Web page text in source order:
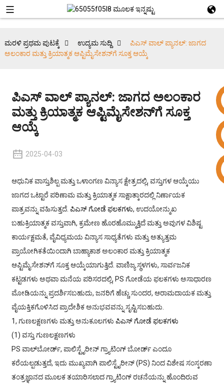
ಮರಳಿ ಪ್ರಥಮ ಪುಟಕ್ಕೆ ಉದ್ಯಮ ಸುದ್ದಿ
ಪಿಎಸ್ ವಾಲ್ ಪ್ಯಾನಲ್: ಜಾಗದ
ಅಲಂಕಾರ ಮತ್ತು ಕ್ರಿಯಾತ್ಮಕ ಆಪ್ಟಿಮೈಸೇಶನ್‌ಗೆ ಸೂಕ್ತ ಆಯ್ಕೆ
ಪಿಎಸ್ ವಾಲ್ ಪ್ಯಾನಲ್: ಜಾಗದ ಅಲಂಕಾರ
ಮತ್ತು ಕ್ರಿಯಾತ್ಮಕ ಆಪ್ಟಿಮೈಸೇಶನ್‌ಗೆ ಸೂಕ್ತ
ಆಯ್ಕೆ
2025-04-03
ಆಧುನಿಕ ವಾಸ್ತುಶಿಲ್ಪ ಮತ್ತು ಒಳಾಂಗಣ ವಿನ್ಯಾಸ ಕ್ಷೇತ್ರದಲ್ಲಿ, ವಸ್ತುಗಳ ಆಯ್ಕೆಯು
ಜಾಗದ ಒಟ್ಟಾರೆ ಪರಿಣಾಮ ಮತ್ತು ಕ್ರಿಯಾತ್ಮಕ ಸಾಕ್ಷಾತ್ಕಾರದಲ್ಲಿ ನಿರ್ಣಾಯಕ
ಪಾತ್ರವನ್ನು ವಹಿಸುತ್ತದೆ. ಪಿಎಸ್ ಗೋಡೆ ಫಲಕಗಳು, ಉದಯೋನ್ಮುಖ
ಬಹುಕ್ರಿಯಾತ್ಮಕ ವಸ್ತುವಾಗಿ, ಕ್ರಮೇಣ ಹೊರಹೊಮ್ಮುತ್ತಿದೆ ಮತ್ತು ಅವುಗಳ ವಿಶಿಷ್ಟ
ಕಾರ್ಯಕ್ಷಮತೆ, ವೈವಿಧ್ಯಮಯ ವಿನ್ಯಾಸ ಸಾಧ್ಯತೆಗಳು ಮತ್ತು ಅತ್ಯುತ್ತಮ
ಪ್ರಾಯೋಗಿಕತೆಯಿಂದಾಗಿ ಬಾಹ್ಯಾಕಾಶ ಅಲಂಕಾರ ಮತ್ತು ಕ್ರಿಯಾತ್ಮಕ
ಆಪ್ಟಿಮೈಸೇಶನ್‌ಗೆ ಸೂಕ್ತ ಆಯ್ಕೆಯಾಗುತ್ತಿದೆ. ವಾಣಿಜ್ಯ ಸ್ಥಳಗಳು, ಸಾರ್ವಜನಿಕ
ಕಟ್ಟಡಗಳು ಅಥವಾ ಮನೆಯ ಪರಿಸರದಲ್ಲಿ, PS ಗೋಡೆಯ ಫಲಕಗಳು ಅಸಾಧಾರಣ
ಮೋಡಿಯನ್ನು ಪ್ರದರ್ಶಿಸಬಹುದು, ಜನರಿಗೆ ಹೆಚ್ಚು ಸುಂದರ, ಆರಾಮದಾಯಕ ಮತ್ತು
ವೈಯಕ್ತಿಕಗೊಳಿಸಿದ ಪ್ರಾದೇಶಿಕ ಅನುಭವವನ್ನು ಸೃಷ್ಟಿಸಬಹುದು.
1, ಗುಣಲಕ್ಷಣಗಳು ಮತ್ತು ಅನುಕೂಲಗಳು ಪಿಎಸ್ ಗೋಡೆ ಫಲಕಗಳು
(1) ವಸ್ತು ಗುಣಲಕ್ಷಣಗಳು
PS ವಾಲ್‌ಬೋರ್ಡ್, ಪಾಲಿಸ್ಟೈರೀನ್ ಗ್ರ್ಯಾಟಿಂಗ್ ಬೋರ್ಡ್ ಎಂದೂ
ಕರೆಯಲ್ಪಡುತ್ತದೆ, ಇದು ಮುಖ್ಯವಾಗಿ ಪಾಲಿಸ್ಟೈರೀನ್ (PS) ನಿಂದ ವಿಶೇಷ ಸಂಸ್ಕರಣಾ
ತಂತ್ರಜ್ಞಾನದ ಮೂಲಕ ತಯಾರಿಸಲಾದ ಗ್ರ್ಯಾಟಿಂಗ್ ರಚನೆಯನ್ನು ಹೊಂದಿರುವ